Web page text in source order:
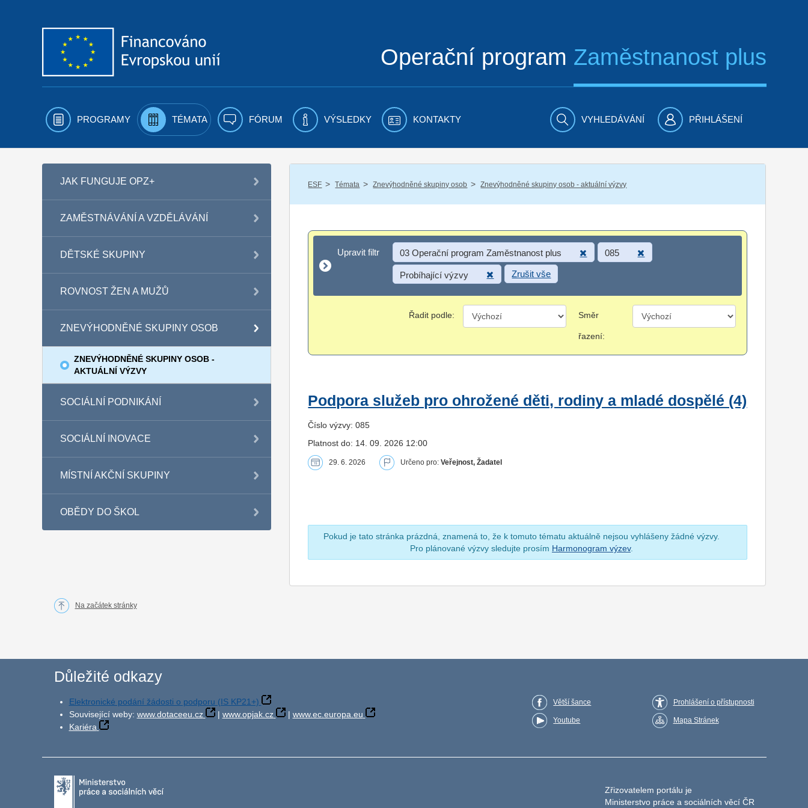
Operační program Zaměstnanost plus
PROGRAMY TÉMATA FÓRUM VÝSLEDKY KONTAKTY VYHLEDÁVÁNÍ PŘIHLÁŠENÍ
JAK FUNGUJE OPZ+
ZAMĚSTNÁVÁNÍ A VZDĚLÁVÁNÍ
DĚTSKÉ SKUPINY
ROVNOST ŽEN A MUŽŮ
ZNEVÝHODNĚNÉ SKUPINY OSOB
ZNEVÝHODNĚNÉ SKUPINY OSOB -
AKTUÁLNÍ VÝZVY
SOCIÁLNÍ PODNIKÁNÍ
SOCIÁLNÍ INOVACE
MÍSTNÍ AKČNÍ SKUPINY
OBĚDY DO ŠKOL
ESF / Témata / Znevýhodněné skupiny osob / Znevýhodněné skupiny osob - aktuální výzvy
Upravit filtr
Upravit filtr 03 Operační program Zaměstnanost plus 085
Probíhající výzvy Zrušit vše
Řadit podle: Směr
řazení:
Podpora služeb pro ohrožené děti, rodiny a mladé dospělé (4)
Číslo výzvy: 085
Platnost do: 14. 09. 2026 12:00
29. 6. 2026 Určeno pro:Veřejnost, Žadatel
Pokud je tato stránka prázdná, znamená to, že k tomuto tématu aktuálně nejsou vyhlášeny žádné výzvy.
Pro plánované výzvy sledujte prosím Harmonogram výzev.
Na začátek stránky
Důležité odkazy
Elektronické podání žádosti o podporu (IS KP21+)
Související weby: www.dotaceeu.cz | www.opjak.cz | www.ec.europa.eu
Kariéra
Větší šance
Youtube
Prohlášení o přístupnosti
Mapa Stránek
Zřizovatelem portálu je
Ministerstvo práce a sociálních věcí ČR